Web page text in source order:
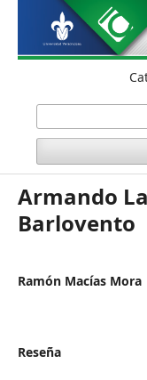
Armando
Barlovento
Ramón Macías Mora
Reseña